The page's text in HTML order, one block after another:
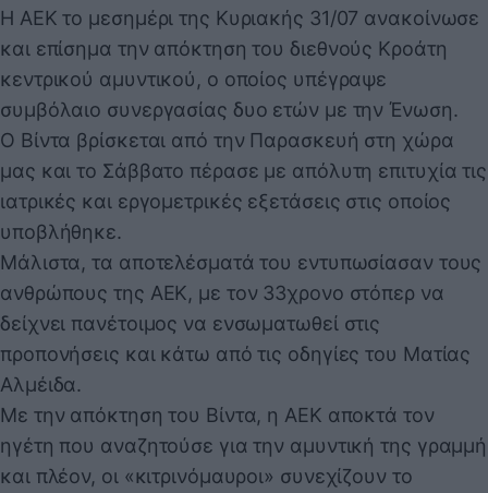
Η ΑΕΚ το μεσημέρι της Κυριακής 31/07 ανακοίνωσε
και επίσημα την απόκτηση του διεθνούς Κροάτη
κεντρικού αμυντικού, ο οποίος υπέγραψε
συμβόλαιο συνεργασίας δυο ετών με την Ένωση.
Ο Βίντα βρίσκεται από την Παρασκευή στη χώρα
μας και το Σάββατο πέρασε με απόλυτη επιτυχία τις
ιατρικές και εργομετρικές εξετάσεις στις οποίος
υποβλήθηκε.
Μάλιστα, τα αποτελέσματά του εντυπωσίασαν τους
ανθρώπους της ΑΕΚ, με τον 33χρονο στόπερ να
δείχνει πανέτοιμος να ενσωματωθεί στις
προπονήσεις και κάτω από τις οδηγίες του Ματίας
Αλμέιδα.
Με την απόκτηση του Βίντα, η ΑΕΚ αποκτά τον
ηγέτη που αναζητούσε για την αμυντική της γραμμή
και πλέον, οι «κιτρινόμαυροι» συνεχίζουν το